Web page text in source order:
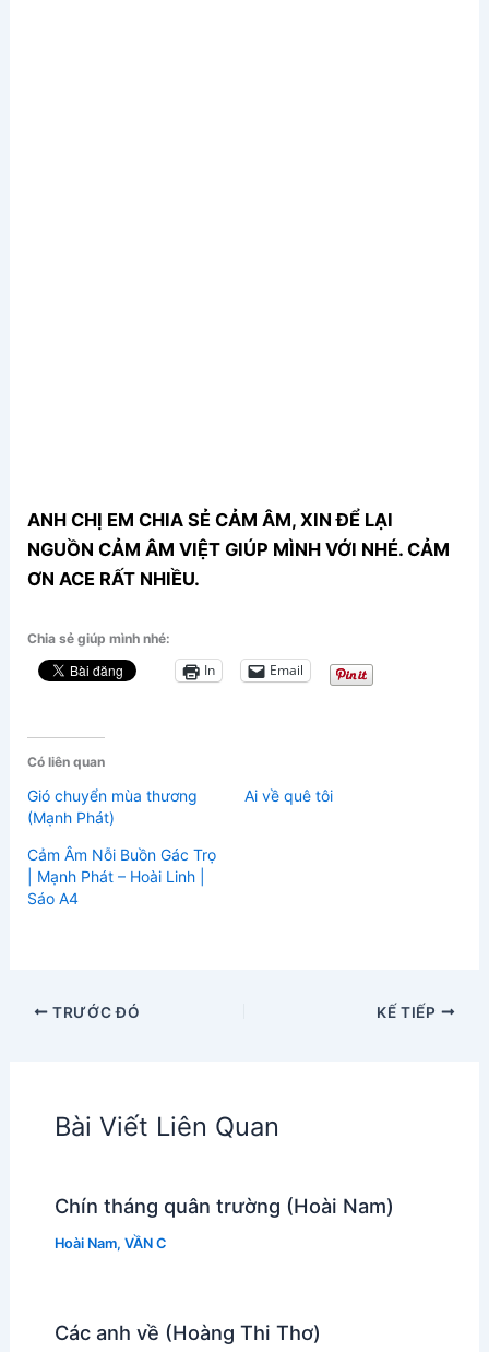
ANH CHỊ EM CHIA SẺ CẢM ÂM, XIN ĐỂ LẠI
NGUỒN CẢM ÂM VIỆT GIÚP MÌNH VỚI NHÉ. CẢM
ƠN ACE RẤT NHIỀU.
Chia sẻ giúp mình nhé:
In Email
Có liên quan
Gió chuyển mùa thương
(Mạnh Phát)
Ai về quê tôi
Cảm Âm Nỗi Buồn Gác Trọ
| Mạnh Phát – Hoài Linh |
Sáo A4
TRƯỚC ĐÓ KẾ TIẾP
Bài Viết Liên Quan
Chín tháng quân trường (Hoài Nam)
Hoài Nam, VẦN C
Các anh về (Hoàng Thi Thơ)